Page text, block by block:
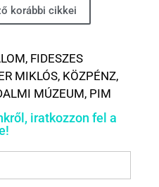
korábbi cikkei
, FIDESZES
MIKLÓS, KÖZPÉNZ,
MÚZEUM, PIM
iratkozzon fel a